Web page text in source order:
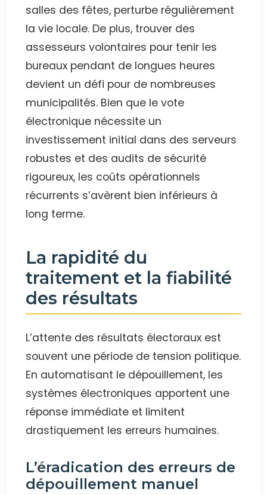
salles des fêtes, perturbe régulièrement
la vie locale. De plus, trouver des
assesseurs volontaires pour tenir les
bureaux pendant de longues heures
devient un défi pour de nombreuses
municipalités. Bien que le vote
électronique nécessite un
investissement initial dans des serveurs
robustes et des audits de sécurité
rigoureux, les coûts opérationnels
récurrents s’avèrent bien inférieurs à
long terme.
La rapidité du
traitement et la fiabilité
des résultats
L’attente des résultats électoraux est
souvent une période de tension politique.
En automatisant le dépouillement, les
systèmes électroniques apportent une
réponse immédiate et limitent
drastiquement les erreurs humaines.
L’éradication des erreurs de
dépouillement manuel